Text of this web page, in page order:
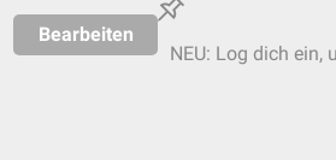
Bearbeiten
NEU: Log dich ein,